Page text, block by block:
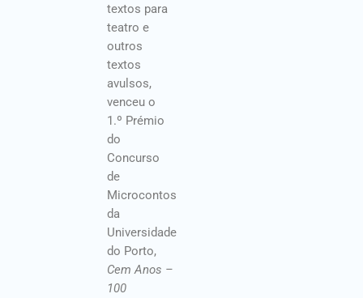
textos para
teatro e
outros
textos
avulsos,
venceu o
1.º Prémio
do
Concurso
de
Microcontos
da
Universidade
do Porto,
Cem Anos –
100